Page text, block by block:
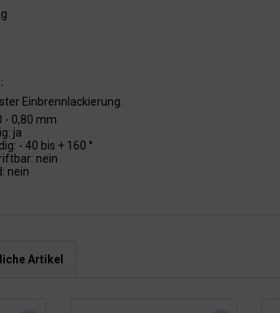
Einbrennlackierung.
- 0,80 mm
ja
- 40 bis + 160 °
nein
nein
Artikel